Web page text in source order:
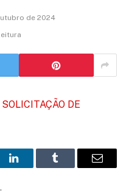
de 2024
DE
LinkedInTumblr
E-